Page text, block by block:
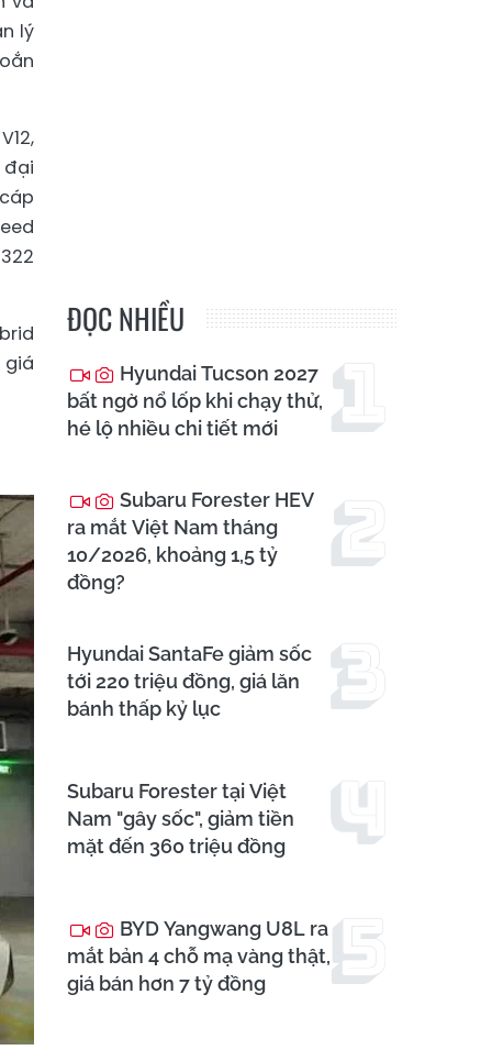
lý
đại
giá
ĐỌC NHIỀU
Hyundai Tucson 2027
bất ngờ nổ lốp khi chạy thử,
hé lộ nhiều chi tiết mới
Subaru Forester HEV
ra mắt Việt Nam tháng
10/2026, khoảng 1,5 tỷ
đồng?
Hyundai SantaFe giảm sốc
tới 220 triệu đồng, giá lăn
bánh thấp kỷ lục
Subaru Forester tại Việt
Nam "gây sốc", giảm tiền
mặt đến 360 triệu đồng
BYD Yangwang U8L ra
mắt bản 4 chỗ mạ vàng thật,
giá bán hơn 7 tỷ đồng